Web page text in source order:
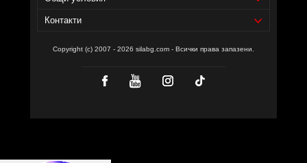
Контакти
Copyright (c) 2007 - 2026 silabg.com - Всички права запазени.